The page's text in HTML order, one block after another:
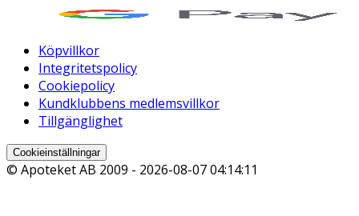
Köpvillkor
Integritetspolicy
Cookiepolicy
Kundklubbens medlemsvillkor
Tillgänglighet
Cookieinställningar
© Apoteket AB 2009 - 2026-08-07 04:14:11